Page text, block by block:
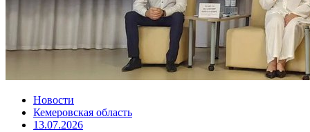
Новости
Кемеровская область
13.07.2026